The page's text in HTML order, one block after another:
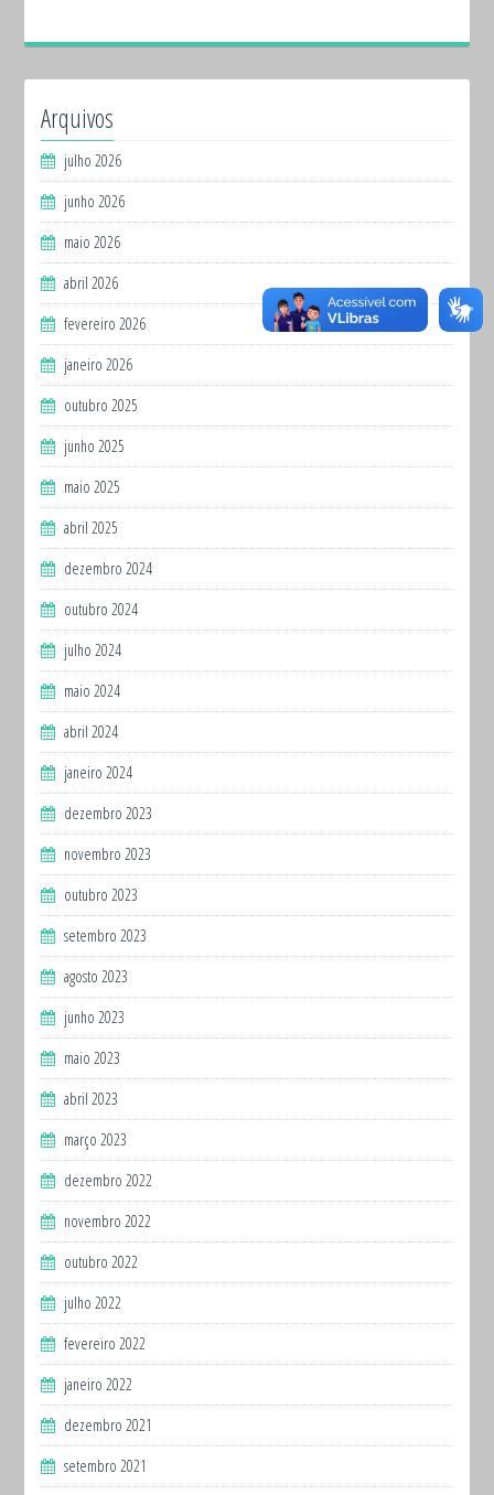
Arquivos
julho 2026
junho 2026
maio 2026
abril 2026
fevereiro 2026
janeiro 2026
outubro 2025
junho 2025
maio 2025
abril 2025
dezembro 2024
outubro 2024
julho 2024
maio 2024
abril 2024
janeiro 2024
dezembro 2023
novembro 2023
outubro 2023
setembro 2023
agosto 2023
junho 2023
maio 2023
abril 2023
março 2023
dezembro 2022
novembro 2022
outubro 2022
julho 2022
fevereiro 2022
janeiro 2022
dezembro 2021
setembro 2021